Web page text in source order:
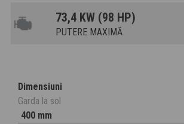
73,4 KW (98 HP)
PUTERE MAXIMĂ
Dimensiuni
Garda la sol
400 mm